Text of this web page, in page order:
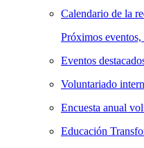
Calendario de la
Próximos
Eventos
Voluntariado
Encuesta anual
Educación